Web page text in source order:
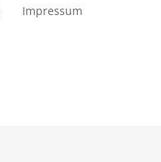
Impressum